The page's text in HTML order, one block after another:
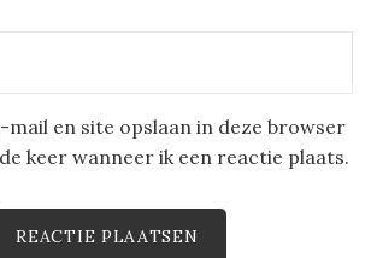
mail en site opslaan in deze browser
keer wanneer ik een reactie plaats.